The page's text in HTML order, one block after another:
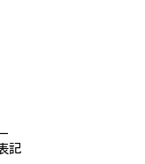
た。お客
変嬉しく
を込めた
まいりま
記